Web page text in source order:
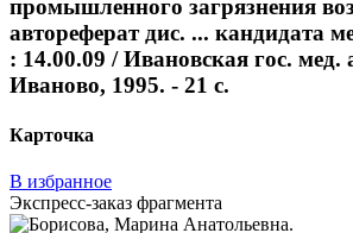
промышленного загрязнения
автореферат дис. ... кандидата
: 14.00.09 / Ивановская гос. мед.
Иваново, 1995. - 21 с.
Карточка
В избранное
Экспресс-заказ фрагмента